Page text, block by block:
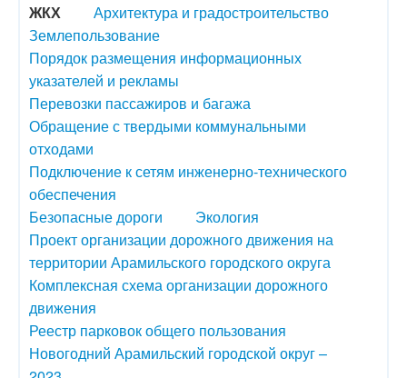
ЖКХ
Архитектура и градостроительство
Землепользование
Порядок размещения информационных
указателей и рекламы
Перевозки пассажиров и багажа
Обращение с твердыми коммунальными
отходами
Подключение к сетям инженерно-технического
обеспечения
Безопасные дороги
Экология
Проект организации дорожного движения на
территории Арамильского городского округа
Комплексная схема организации дорожного
движения
Реестр парковок общего пользования
Новогодний Арамильский городской округ –